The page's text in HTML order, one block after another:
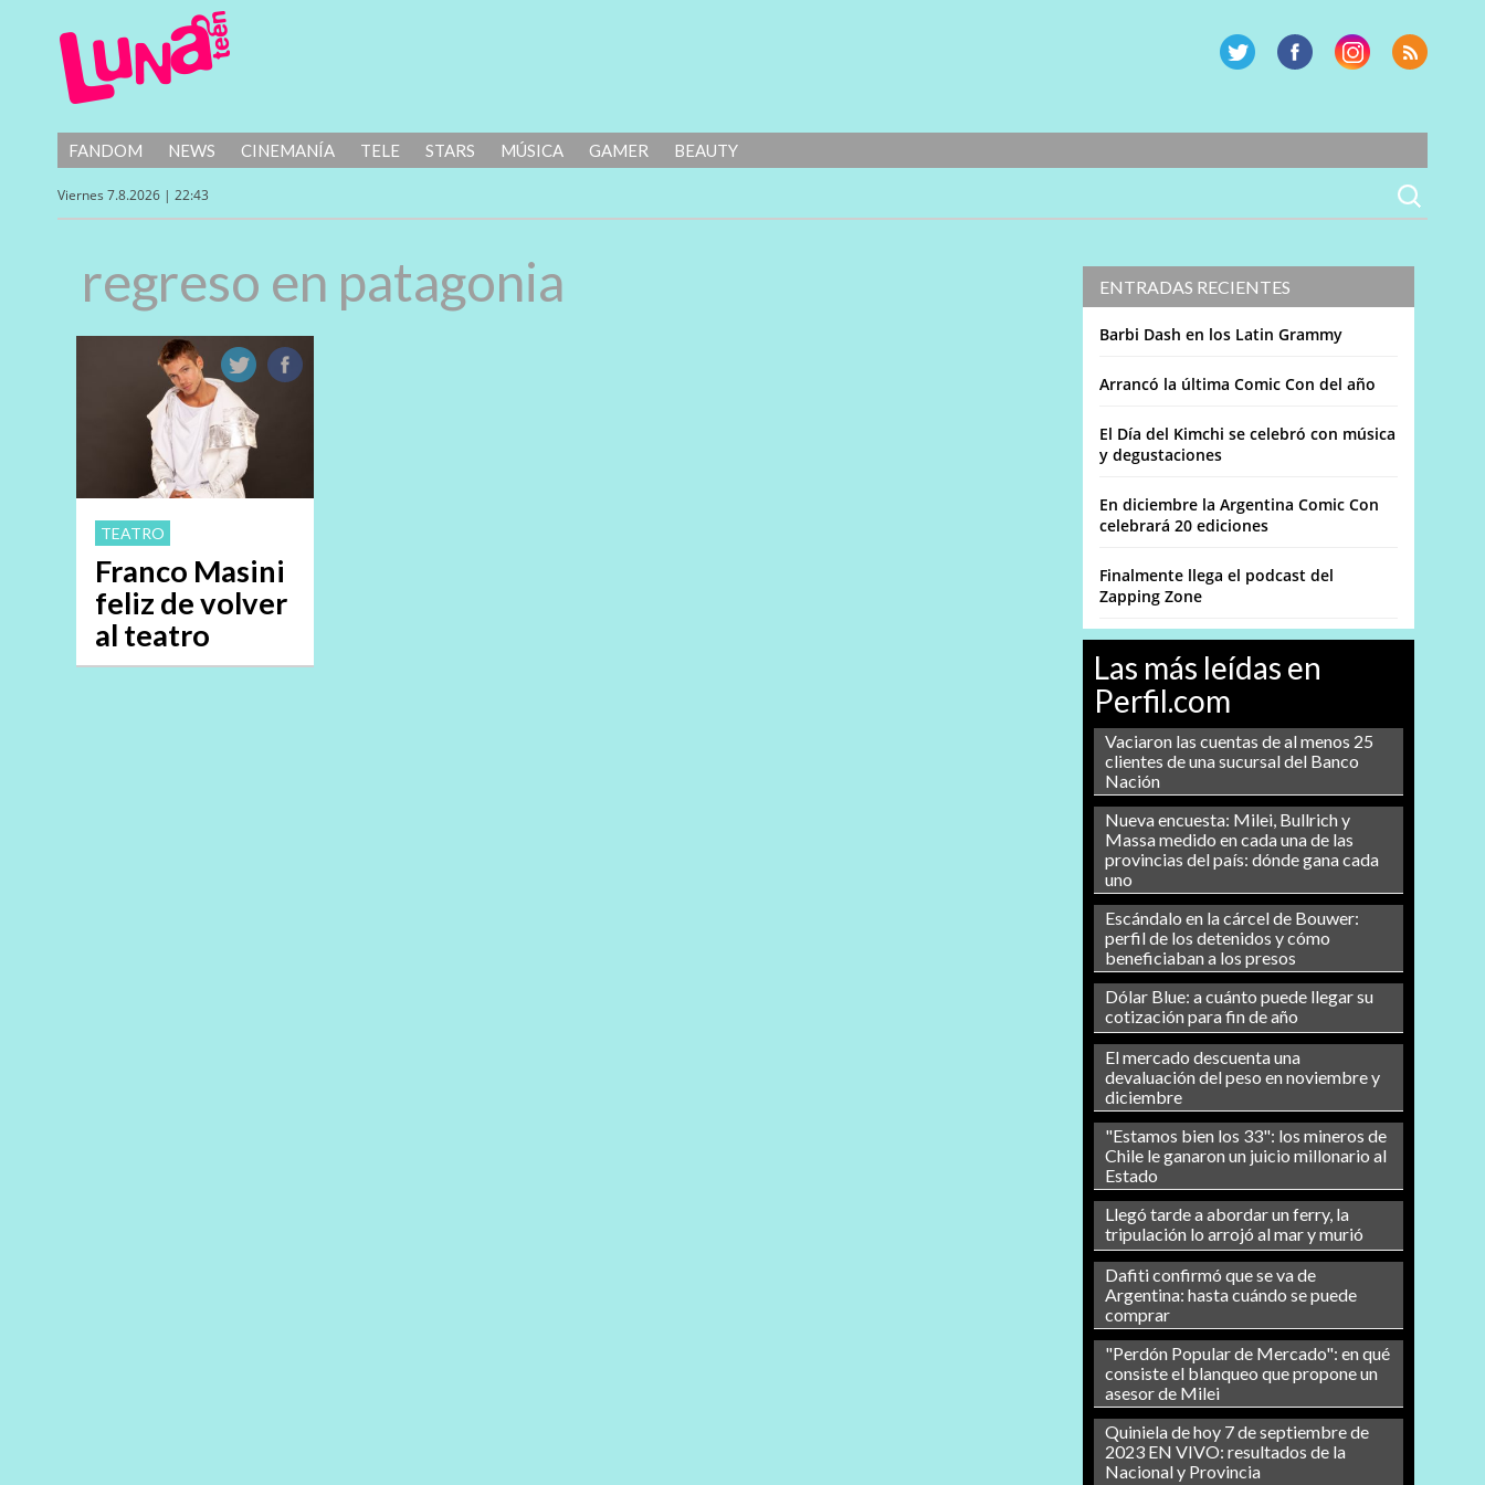
FANDOM NEWS CINEMANÍA TELE STARS MÚSICA GAMER BEAUTY
Viernes 7.8.2026 | 22:43
ENTRADAS RECIENTES
Barbi Dash en los Latin Grammy
Arrancó la última Comic Con del año
El Día del Kimchi se celebró con música
y degustaciones
En diciembre la Argentina Comic Con
celebrará 20 ediciones
Finalmente llega el podcast del
Zapping Zone
Las más leídas en
Perfil.com
Vaciaron las cuentas de al menos 25
clientes de una sucursal del Banco
Nación
Nueva encuesta: Milei, Bullrich y
Massa medido en cada una de las
provincias del país: dónde gana cada
uno
Escándalo en la cárcel de Bouwer:
perfil de los detenidos y cómo
beneficiaban a los presos
Dólar Blue: a cuánto puede llegar su
cotización para fin de año
El mercado descuenta una
devaluación del peso en noviembre y
diciembre
"Estamos bien los 33": los mineros de
Chile le ganaron un juicio millonario al
Estado
Llegó tarde a abordar un ferry, la
tripulación lo arrojó al mar y murió
Dafiti confirmó que se va de
Argentina: hasta cuándo se puede
comprar
"Perdón Popular de Mercado": en qué
consiste el blanqueo que propone un
asesor de Milei
Quiniela de hoy 7 de septiembre de
2023 EN VIVO: resultados de la
Nacional y Provincia
regreso en patagonia
TEATRO
Franco Masini
feliz de volver
al teatro